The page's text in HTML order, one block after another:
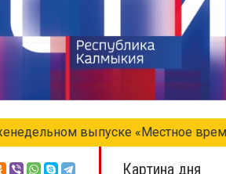
время. Воскресенье»
Картина дня